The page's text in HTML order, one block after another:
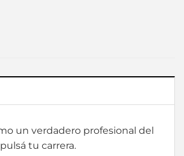
un verdadero profesional del
tu carrera.